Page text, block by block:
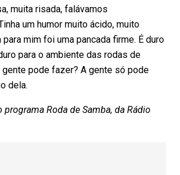
muita risada, falávamos
um humor muito ácido, muito
mim foi uma pancada firme. É duro
para o ambiente das rodas de
gente pode fazer? A gente só pode
dela.
programa Roda de Samba, da Rádio